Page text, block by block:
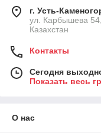
г. Усть-
ул. Карбышева
Казахстан
Контакты
Сегодня
Показать весь
О нас